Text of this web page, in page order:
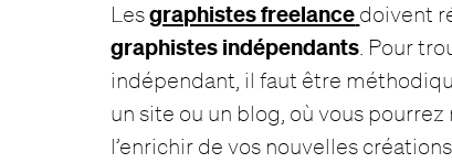
Lesgraphistes freelance doivent
graphistes indépendants . Pour
indépendant, il faut être
un site ou un blog, où vous
l’enrichir de vos nouvelles